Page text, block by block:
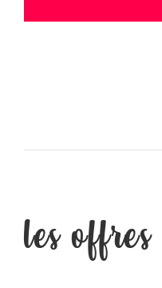
les offres